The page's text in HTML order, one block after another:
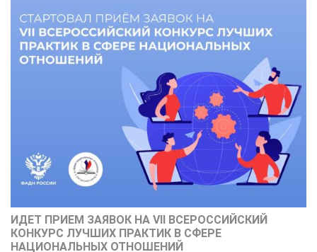
ИДЕТ ПРИЕМ ЗАЯВОК НА VII ВСЕРОССИЙСКИЙ
КОНКУРС ЛУЧШИХ ПРАКТИК В СФЕРЕ
НАЦИОНАЛЬНЫХ ОТНОШЕНИЙ